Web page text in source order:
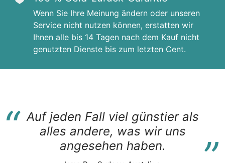
“ Auf jeden Fall viel günstier als
alles andere, was wir uns
angesehen haben.
“
Wenn Sie Ihre Meinung ändern oder unseren
Service nicht nutzen können, erstatten wir
Ihnen alle bis 14 Tagen nach dem Kauf nicht
genutzten Dienste bis zum letzten Cent.